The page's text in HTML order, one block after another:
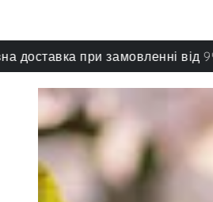
при замовленні від 999 грн